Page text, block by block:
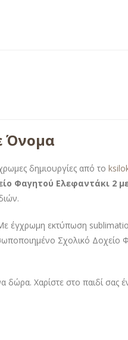
Όνομα
δημιουργίες από το
Φαγητού Ελεφαντάκι 2
έγχρωμη εκτύπωση
Σχολικό Δοχείο
Χαρίστε στο παιδί σας